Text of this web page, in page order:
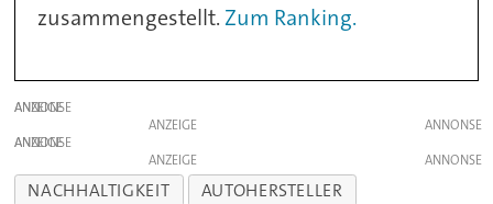
zusammengestellt. Zum Ranking.
ANZEIGE
ANZEIGE
ANZEIGE
ANZEIGE
NACHHALTIGKEIT
AUTOHERSTELLER